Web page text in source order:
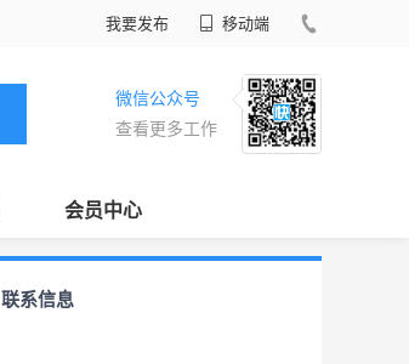
我要发布 移动端
微信公众号
查看更多工作
会员中心
联系信息